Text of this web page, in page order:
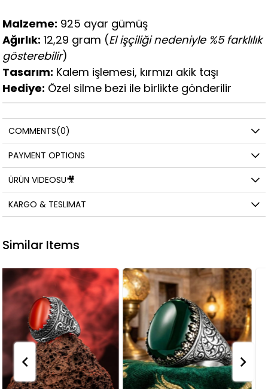
Malzeme: 925 ayar gümüş
Ağırlık: 12,29 gram (El işçiliği nedeniyle %5 farklılık
gösterebilir)
Tasarım: Kalem işlemesi, kırmızı akik taşı
Hediye: Özel silme bezi ile birlikte gönderilir
COMMENTS(0)
PAYMENT OPTIONS
ÜRÜN VIDEOSU🎥
KARGO & TESLIMAT
Similar Items